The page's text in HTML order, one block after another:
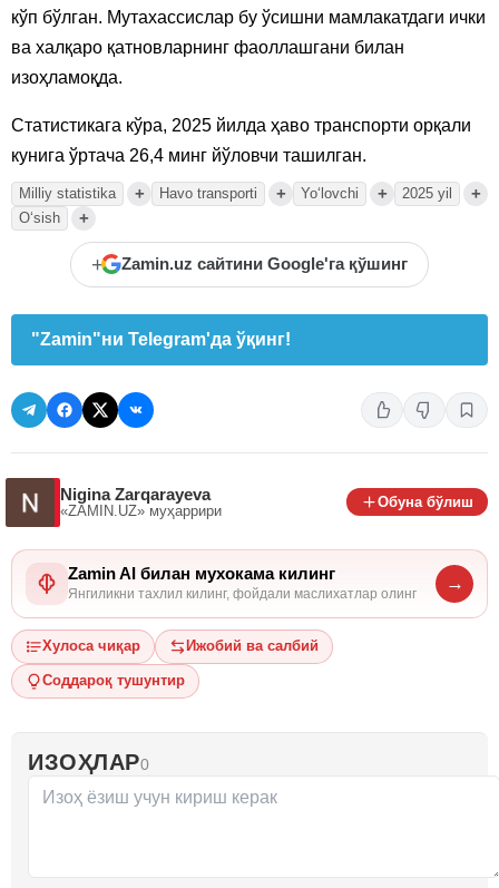
кўп бўлган. Мутахассислар бу ўсишни мамлакатдаги ички
ва халқаро қатновларнинг фаоллашгани билан
изоҳламоқда.
Статистикага кўра, 2025 йилда ҳаво транспорти орқали
кунига ўртача 26,4 минг йўловчи ташилган.
Milliy statistika + Havo transporti + Yoʻlovchi + 2025 yil +
Oʻsish +
+ Zamin.uz сайтини Google'га қўшинг
"Zamin"ни Telegram'да ўқинг!
Nigina Zarqarayeva
«ZAMIN.UZ» муҳаррири
Обуна бўлиш
Zamin AI билан мухокама килинг
Янгиликни тахлил килинг, фойдали маслихатлар олинг
→
Хулоса чиқар Ижобий ва салбий
Соддароқ тушунтир
ИЗОҲЛАР0